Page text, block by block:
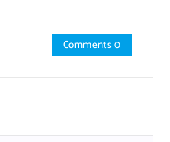
Comments 0